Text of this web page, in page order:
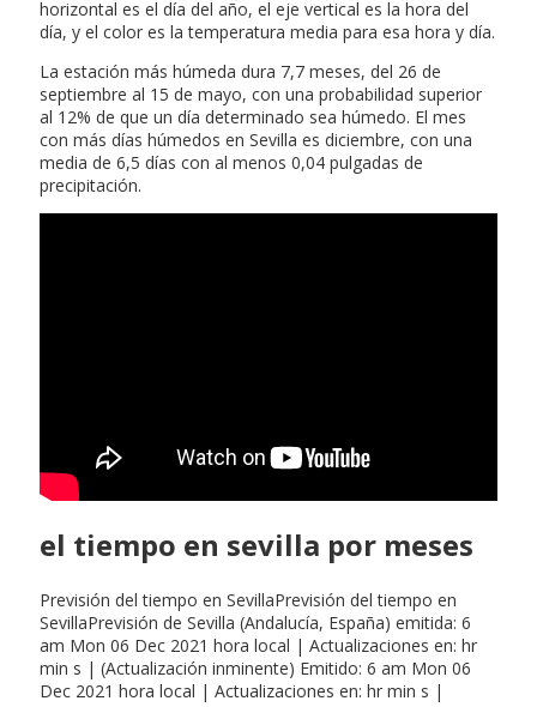
horizontal es el día del año, el eje vertical es la hora del
día, y el color es la temperatura media para esa hora y día.
La estación más húmeda dura 7,7 meses, del 26 de
septiembre al 15 de mayo, con una probabilidad superior
al 12% de que un día determinado sea húmedo. El mes
con más días húmedos en Sevilla es diciembre, con una
media de 6,5 días con al menos 0,04 pulgadas de
precipitación.
el tiempo en sevilla por meses
Previsión del tiempo en SevillaPrevisión del tiempo en
SevillaPrevisión de Sevilla (Andalucía, España) emitida: 6
am Mon 06 Dec 2021 hora local | Actualizaciones en: hr
min s | (Actualización inminente) Emitido: 6 am Mon 06
Dec 2021 hora local | Actualizaciones en: hr min s |